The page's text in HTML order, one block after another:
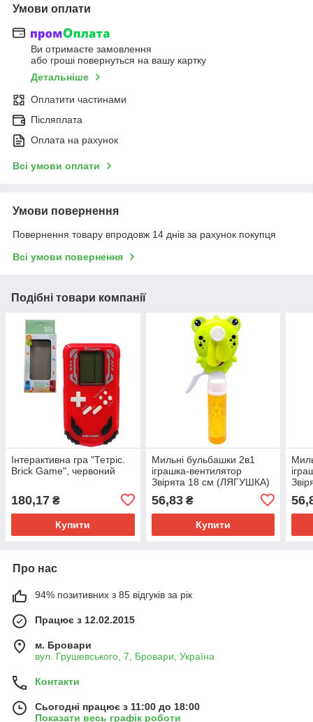
Умови оплати
Ви отримаєте замовлення
або гроші повернуться на вашу картку
Детальніше
Оплатити частинами
Післяплата
Оплата на рахунок
Всі умови оплати
Умови повернення
Повернення товару впродовж 14 днів за рахунок покупця
Всі умови повернення
Подібні товари компанії
Інтерактивна гра "Тетріс.
Brick Game", червоний
180,17 ₴
Купити
Мильні бульбашки 2в1
іграшка-вентилятор
Звірята 18 см (ЛЯГУШКА)
56,83₴
Купити
Про нас
94% позитивних з 85 відгуків за рік
Працює з 12.02.2015
м. Бровари
вул. Грушевського, 7, Бровари, Україна
Контакти
Сьогодні працює з 11:00 до 18:00
Показати весь графік роботи